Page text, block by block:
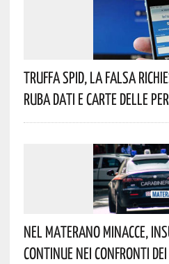
Truffa Spid, La Falsa
Ruba Dati E Carte Delle
Nel Materano Minacce,
Continue Nei Confronti